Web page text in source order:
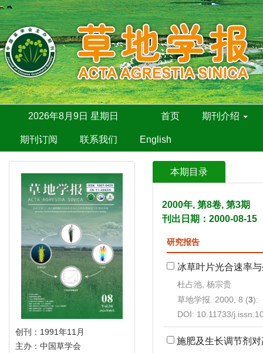
2026年8月9日 星期日 首页 期刊介绍
期刊订阅 联系我们 English
本期目录
2000年, 第8卷, 第3期
刊出日期：2000-08-15
研究报告
冰草叶片光合速率
杜占池, 杨宗贵
草地学报. 2000, 8 (3):
DOI: 10.11733/
施肥及生长调节剂
创刊：1991年11月
主办：中国草学会